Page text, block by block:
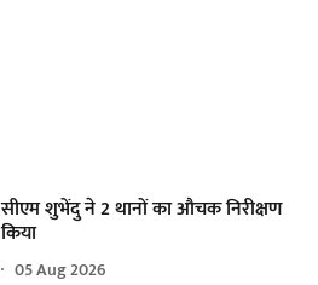
सीएम शुभेंदु ने 2 थानों का औचक निरीक्षण
किया
05 Aug 2026